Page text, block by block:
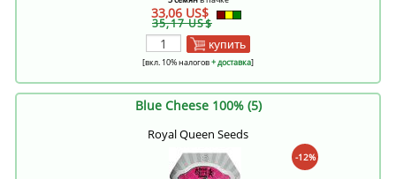
33,06 US$
35,17 US$
купить
[вкл. 10% налогов+ доставка]
Blue Cheese 100% (5)
Royal Queen Seeds
-12%